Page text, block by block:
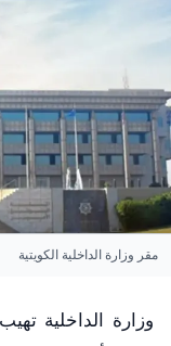
مقر وزارة الداخلية الكويتية
وزارة الداخلية